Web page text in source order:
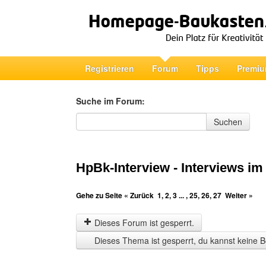
Registrieren Forum Tipps
Suche im Forum:
Suche im Forum
Suchen
HpBk-Interview - Interviews
Gehe zu Seite « Zurück 1,2,3... ,25,26,27 Weiter »
Dieses Forum ist gesperrt.
Dieses Thema ist gesperrt, du kannst keine